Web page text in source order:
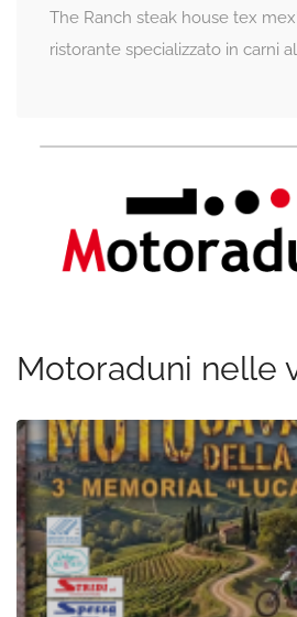
The Ranch steak house tex
ristorante specializzato in carni
Motoraduni nelle